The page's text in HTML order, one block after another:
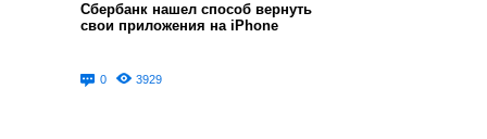
Сбербанк нашел способ вернуть
свои приложения на iPhone
0 3929